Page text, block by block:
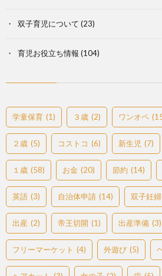
双子育児について (23)
育児お役立ち情報 (104)
学童保育 (1) ３歳 (2) ワンオペ
２歳 (5) コストコ (6) 新生児 (7)
１歳 (58) お金 (20) 節約 (14)
英語 (3) 自治体申請 (14) 双子妊婦
出産 (2) 帝王切開 (1) 出産準備 (3)
フリーマーケット (4) 外遊び (5)